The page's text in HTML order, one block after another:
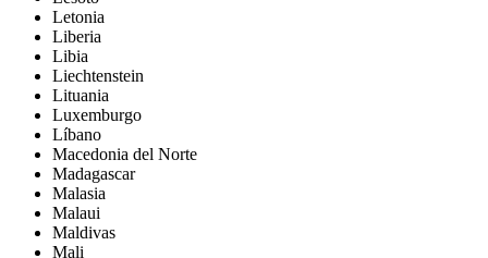
Letonia
Liberia
Libia
Liechtenstein
Lituania
Luxemburgo
Líbano
Macedonia del Norte
Madagascar
Malasia
Malaui
Maldivas
Mali